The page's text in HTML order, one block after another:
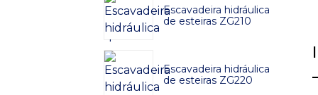
Escavadeira hidráulica
de esteiras ZG210
Escavadeira hidráulica
de esteiras ZG220